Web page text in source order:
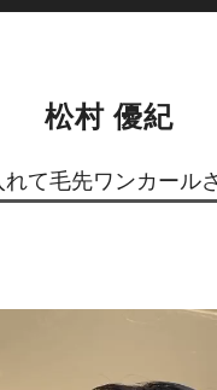
松村 優紀
れて毛先ワンカール